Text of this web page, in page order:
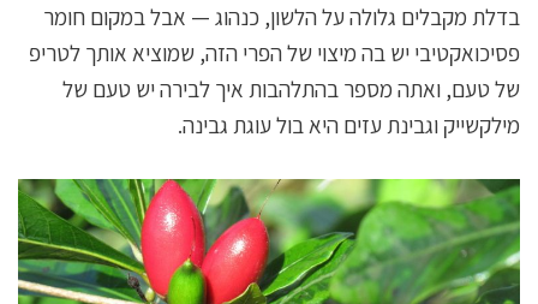
בדלת מקבלים גלולה על הלשון, כנהוג — אבל במקום חומר
פסיכואקטיבי יש בה מיצוי של הפרי הזה, שמוציא אותך לטריפ
של טעם, ואתה מספר בהתלהבות איך לבירה יש טעם של
מילקשייק וגבינת עזים היא בול עוגת גבינה.